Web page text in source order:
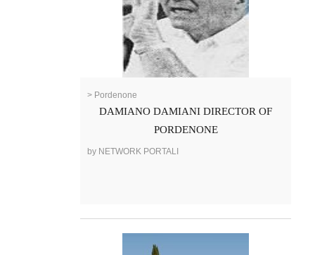
> Pordenone
DAMIANO DAMIANI DIRECTOR OF
PORDENONE
by NETWORK PORTALI